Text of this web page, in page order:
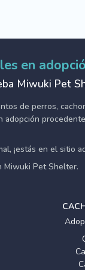
en
Miwuki Pet
de perros,
adopción
¡estás en el sitio
Miwuki Pet Shelter.